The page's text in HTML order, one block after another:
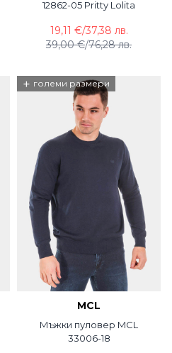
12862-05 Pritty Lolita
39,00 €/76,28 лв.
19,11 €/37,38 лв.
+ големи размери
MCL
Мъжки пуловер MCL
33006-18